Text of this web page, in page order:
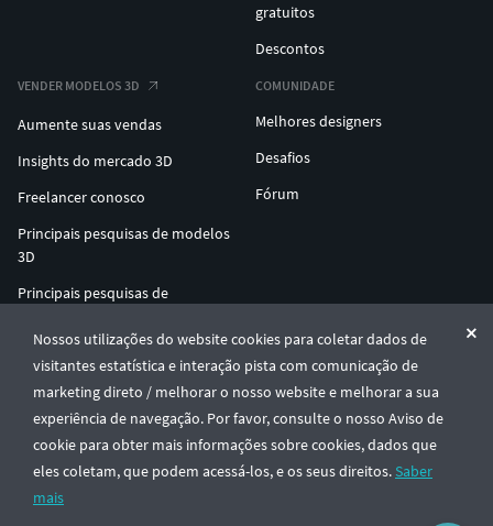
Nossos utilizações do website cookies para coletar dados de
visitantes estatística e interação pista com comunicação de
marketing direto / melhorar o nosso website e melhorar a sua
experiência de navegação. Por favor, consulte o nosso Aviso de
cookie para obter mais informações sobre cookies, dados que
eles coletam, que podem acessá-los, e os seus direitos. Saber
mais
gratuitos
Descontos
VENDER MODELOS 3D
Aumente suas vendas
Insights do mercado 3D
Freelancer conosco
Principais pesquisas de modelos
3D
Principais pesquisas de
COMUNIDADE
Melhores designers
Desafios
Fórum
ENTERPRISE 3D AT SCALE
© CGTrader 2011-2026
UAB CGTrader, Antakalnio st. 17, Vilnius, Lithuania
Termos e CondiçõesPrivacidade🇵🇹 Português